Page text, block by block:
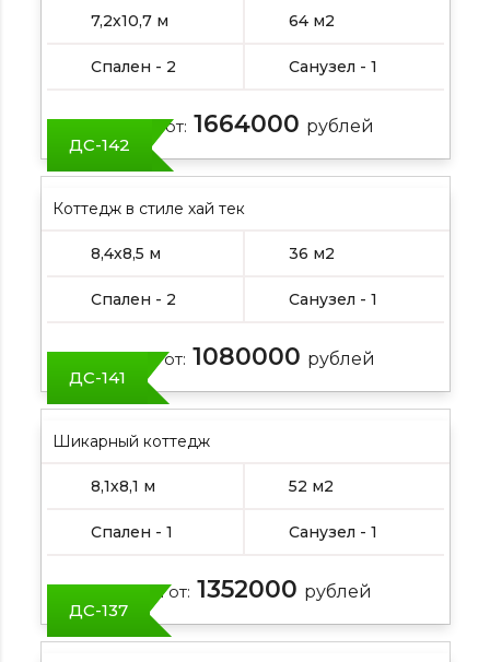
7,2х10,7 м 64 м2
Спален - 2 Санузел - 1
Цена от: 1664000 рублей
ДС-142
Коттедж в стиле хай тек
8,4х8,5 м 36 м2
Спален - 2 Санузел - 1
Цена от: 1080000 рублей
ДС-141
Шикарный коттедж
8,1х8,1 м 52 м2
Спален - 1 Санузел - 1
Цена от: 1352000 рублей
ДС-137